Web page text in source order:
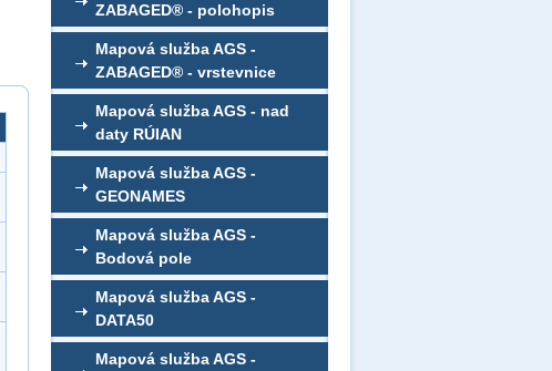
ZABAGED® - polohopis
Mapová služba AGS -
ZABAGED® - vrstevnice
Mapová služba AGS - nad
daty RÚIAN
Mapová služba AGS -
GEONAMES
Mapová služba AGS -
Bodová pole
Mapová služba AGS -
DATA50
Mapová služba AGS -